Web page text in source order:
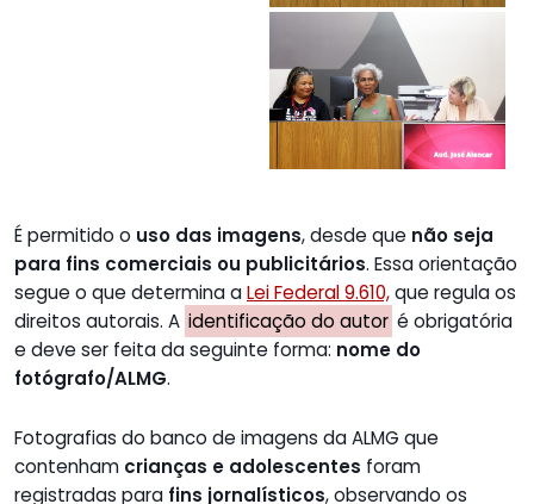
É permitido o uso das imagens, desde que não seja
para fins comerciais ou publicitários. Essa orientação
segue o que determina aLei Federal 9.610,que regula os
direitos autorais. A identificação do autor é obrigatória
e deve ser feita da seguinte forma: nome do
fotógrafo/ALMG.
Fotografias do banco de imagens da ALMG que
contenham crianças e adolescentes foram
registradas para fins jornalísticos, observando os